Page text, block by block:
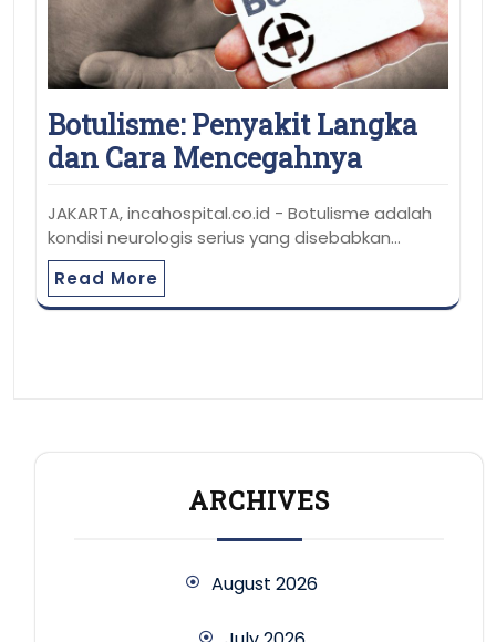
Botulisme: Penyakit Langka
dan Cara Mencegahnya
JAKARTA, incahospital.co.id - Botulisme adalah
kondisi neurologis serius yang disebabkan…
Read More
ARCHIVES
August 2026